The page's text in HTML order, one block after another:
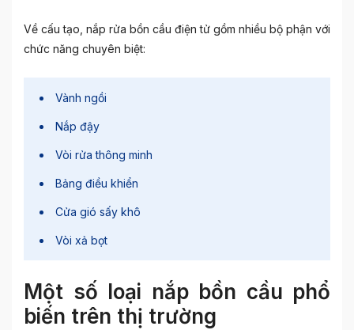
Về cấu tạo, nắp rửa bồn cầu điện tử gồm nhiều bộ phận với
chức năng chuyên biệt:
Vành ngồi
Nắp đậy
Vòi rửa thông minh
Bảng điều khiển
Cửa gió sấy khô
Vòi xả bọt
Một số loại nắp bồn cầu phổ
biến trên thị trường